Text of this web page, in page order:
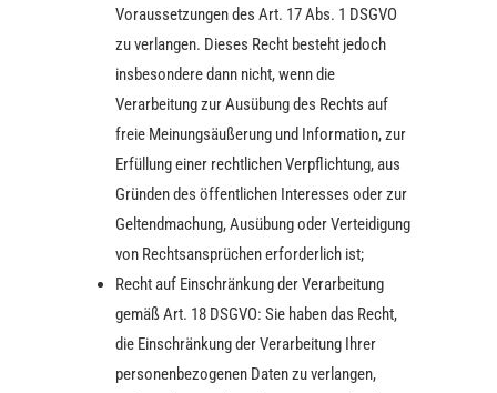
Voraussetzungen des Art. 17 Abs. 1 DSGVO
zu verlangen. Dieses Recht besteht jedoch
insbesondere dann nicht, wenn die
Verarbeitung zur Ausübung des Rechts auf
freie Meinungsäußerung und Information, zur
Erfüllung einer rechtlichen Verpflichtung, aus
Gründen des öffentlichen Interesses oder zur
Geltendmachung, Ausübung oder Verteidigung
von Rechtsansprüchen erforderlich ist;
Recht auf Einschränkung der Verarbeitung
gemäß Art. 18 DSGVO: Sie haben das Recht,
die Einschränkung der Verarbeitung Ihrer
personenbezogenen Daten zu verlangen,